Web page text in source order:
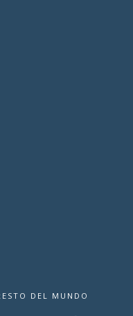
DEL MUNDO